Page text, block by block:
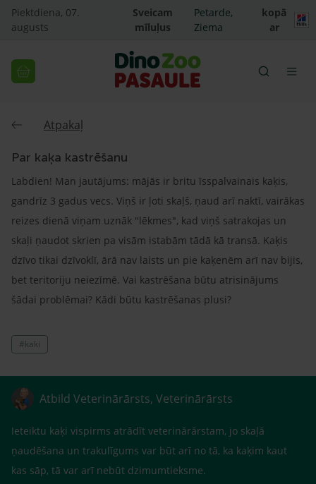
Piektdiena, 07.
augusts
Sveicam
mīluļus
Petarde,
Ziema
kopā
ar
Atpakaļ
Par kaķa kastrēšanu
Labdien! Man jautājums: mājās ir britu īsspalvainais kaķis,
gandrīz 3 gadus vecs. Viņš ir ļoti skaļš, ņaud arī naktī, vairākas
reizes dienā viņam uznāk "lēkmes", kad viņš satrakojas un
skaļi ņaudot skrien pa visām istabām tādā kā transā. Kaķis
dzīvo tikai dzīvoklī, ārā nav laists un pie kaķenēm arī nav bijis,
bet teritoriju neiezīmē. Vai kastrēšana būtu atrisinājums
šādai problēmai? Kādi būtu kastrēšanas plusi?
#kaki
Atbild Veterinārārsts, Veterinārārsts
Ieteiktu kaķi vispirms atrādīt veterinārārstam, jo skaļā
ņaudēšana un trakulīgums var būt arī no tā, ka kaķim kaut
kas sāp, tā var arī nebūt dzimumtieksme.